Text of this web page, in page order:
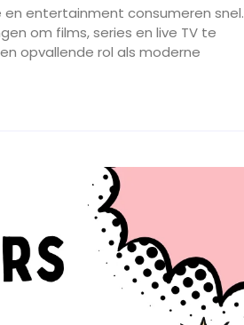
entertainment consumeren snel.
om films, series en live TV te
opvallende rol als moderne